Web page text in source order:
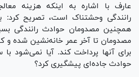
عارف با اشاره به اینکه هزینه
رانندگی وحشتناک است، تصریح
همچنین مصدومان حوادث رانندگی
مصدومان تا آخر عمر خانه‌نشین شده و
برای آنها پرداخت کند. آیا نمی‌شود با
حوادث جاده‌ای پیشگیری کرد؟